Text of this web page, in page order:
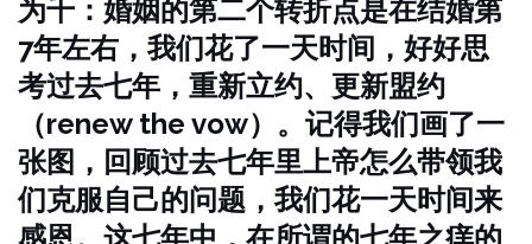
为千：婚姻的第二个转折点是在结婚第
7年左右，我们花了一天时间，好好思
考过去七年，重新立约、更新盟约
（renew the vow）。记得我们画了一
张图，回顾过去七年里上帝怎么带领我
们克服自己的问题，我们花一天时间来